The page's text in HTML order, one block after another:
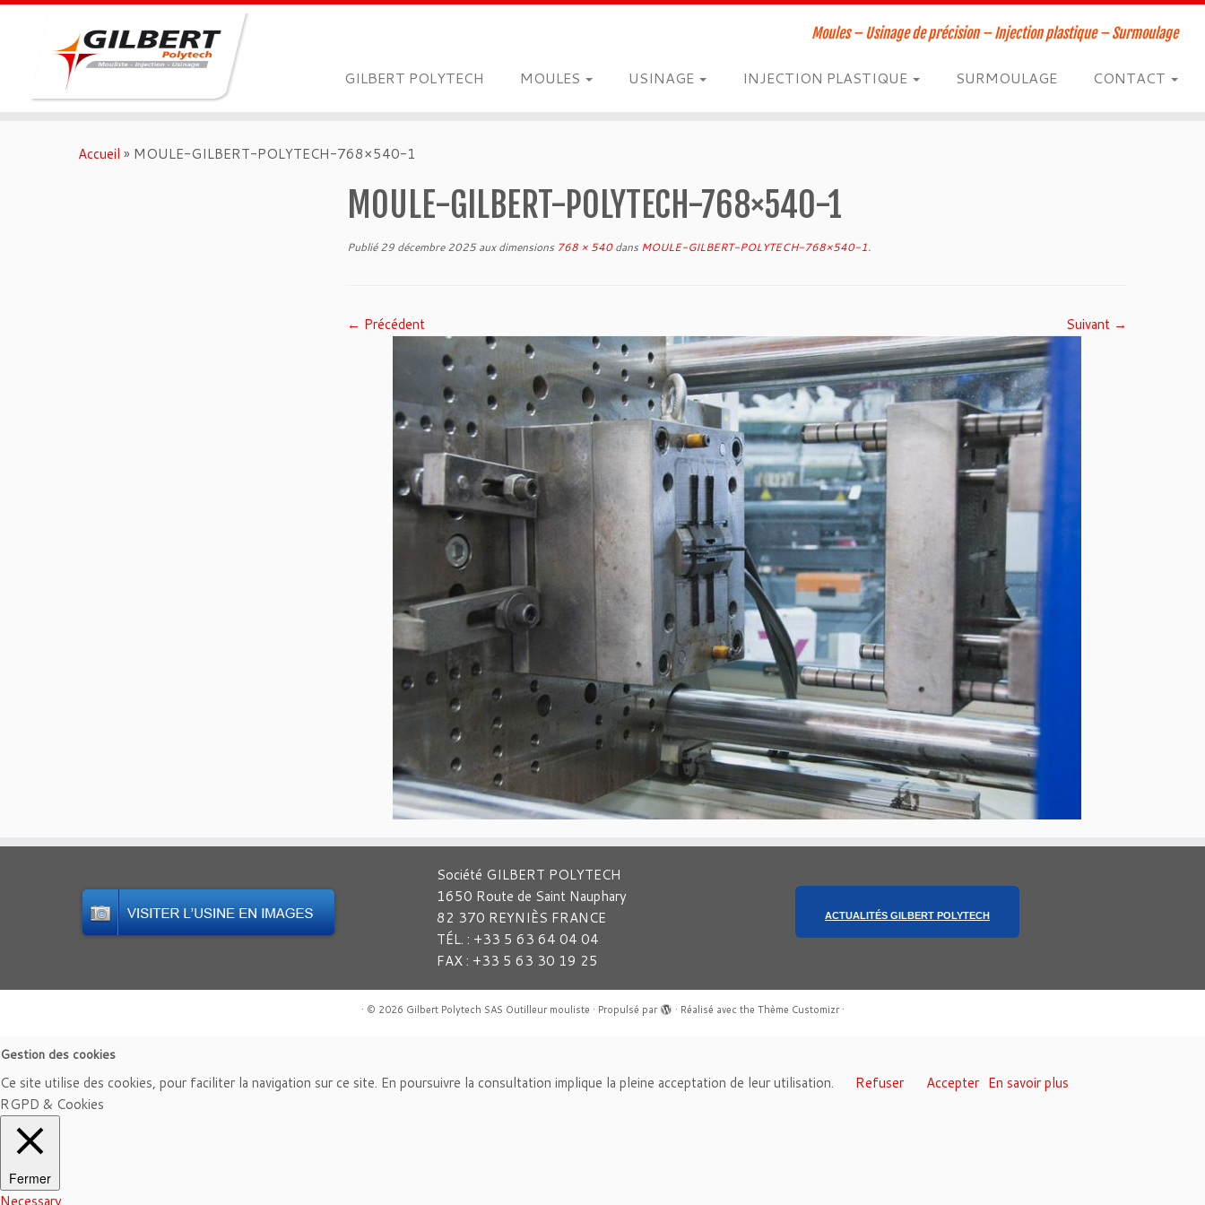
Moules – Usinage de précision – Injection plastique – Surmoulage
GILBERT POLYTECH MOULES USINAGE INJECTION PLASTIQUE SURMOULAGE CONTACT
Accueil » MOULE-GILBERT-POLYTECH-768×540-1
MOULE-GILBERT-POLYTECH-768×540-1
Publié 29 décembre 2025aux dimensions 768 × 540dans MOULE-GILBERT-POLYTECH-768×540-1.
← Précédent Suivant →
Société GILBERT POLYTECH
1650 Route de Saint Nauphary
82 370 REYNIÈS FRANCE
TÉL. : +33 5 63 64 04 04
FAX : +33 5 63 30 19 25
ACTUALITÉS GILBERT POLYTECH
· © 2026 Gilbert Polytech SAS Outilleur mouliste · Propulsé par · Réalisé avec the Thème Customizr·
Gestion des cookies
Ce site utilise des cookies, pour faciliter la navigation sur ce site. En poursuivre la consultation implique la pleine acceptation de leur utilisation. Refuser Accepter En savoir plus
RGPD & Cookies
Fermer
Necessary